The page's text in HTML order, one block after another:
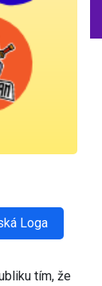
Loga
tím, že